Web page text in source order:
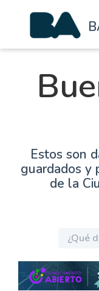
Estos son
guardados y
de la